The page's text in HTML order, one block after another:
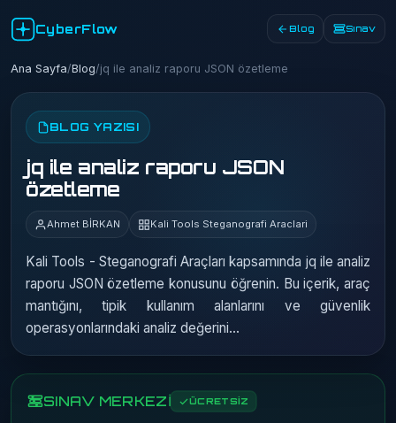
CyberFlow Blog Sınav
Ana Sayfa/Blog/jq ile analiz raporu JSON özetleme
BLOG YAZISI
jq ile analiz raporu JSON
özetleme
Ahmet BİRKAN Kali Tools Steganografi Araclari
Kali Tools - Steganografi Araçları kapsamında jq ile analiz
raporu JSON özetleme konusunu öğrenin. Bu içerik, araç
mantığını, tipik kullanım alanlarını ve güvenlik
operasyonlarındaki analiz değerini…
SINAV MERKEZİ ÜCRETSİZ